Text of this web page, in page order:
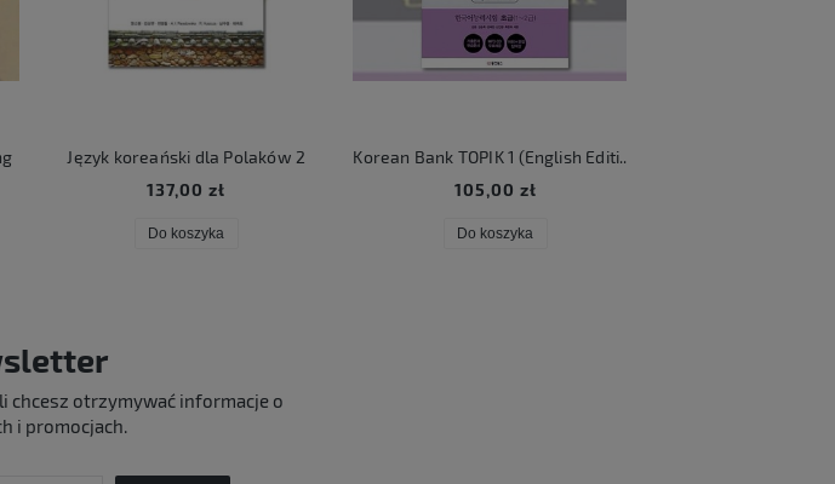
Język koreański dla Polaków 2
137,00 zł
Do koszyka
Korean Bank TOPIK 1 (English Edition)
105,00 zł
Do koszyka
chcesz otrzymywać informacje o
i promocjach.